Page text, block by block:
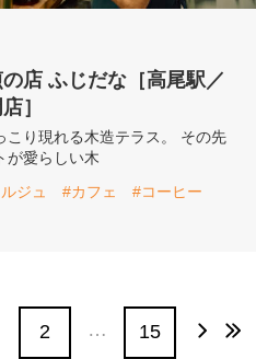
店 ふじだな［高尾駅／
］
こり現れる木造テラス。 その先
が愛らしい木
ジュ
#カフェ #コーヒー
2 … 15